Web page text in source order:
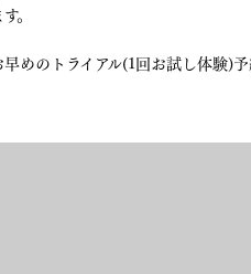
。
めのトライアル(1回お試し体験)予